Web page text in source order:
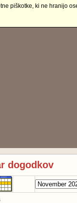
dogodkov
piškotke, ki ne hranijo